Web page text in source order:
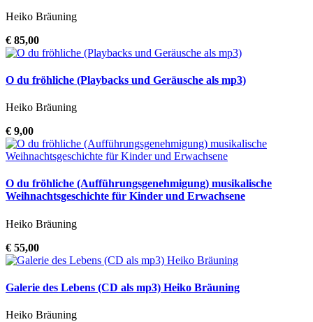
Heiko Bräuning
€ 85,00
O du fröhliche (Playbacks und Geräusche als mp3)
Heiko Bräuning
€ 9,00
O du fröhliche (Aufführungsgenehmigung) musikalische
Weihnachtsgeschichte für Kinder und Erwachsene
Heiko Bräuning
€ 55,00
Galerie des Lebens (CD als mp3) Heiko Bräuning
Heiko Bräuning